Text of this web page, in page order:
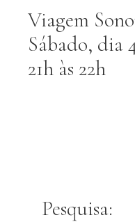
Viagem
Sábado, dia
21h às 22h
Pesquisa: